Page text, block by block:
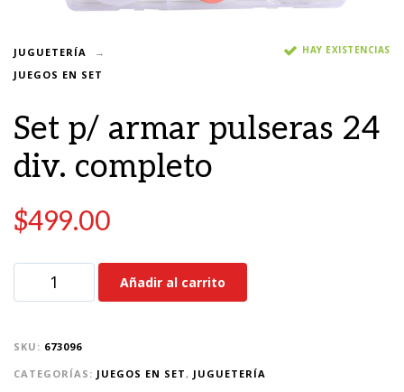
JUGUETERÍA
JUEGOS EN SET
HAY EXISTENCIAS
Set p/ armar pulseras 24
div. completo
$499.00
Añadir al carrito
SKU: 673096
CATEGORÍAS: JUEGOS EN SET , JUGUETERÍA